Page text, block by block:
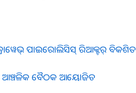
ପାଇରୋଲିସିସ୍ ରିଆକ୍ଟର୍ ବିକଶିତ
ବୈଠକ ଆୟୋଜିତ